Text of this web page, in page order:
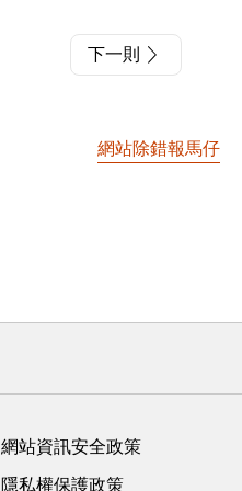
下一則
網站除錯報馬仔
網站資訊安全政策
隱私權保護政策